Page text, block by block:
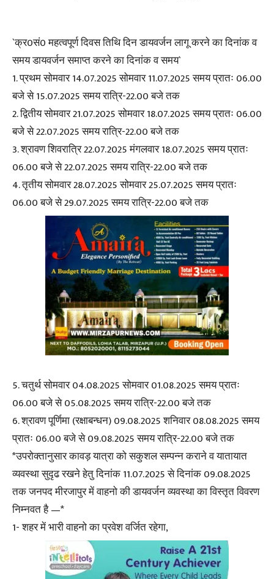
`क्र0सं0 महत्वपूर्ण दिवस तिथि दिन डायवर्जन लागू करने का दिनांक व
समय डायवर्जन समाप्त करने का दिनांक व समय`
1. प्रथम सोमवार 14.07.2025 सोमवार 11.07.2025 समय प्रातः 06.00
बजे से 15.07.2025 समय रात्रि-22.00 बजे तक
2. द्वितीय सोमवार 21.07.2025 सोमवार 18.07.2025 समय प्रातः 06.00
बजे से 22.07.2025 समय रात्रि-22.00 बजे तक
3. श्रावण शिवरात्रि 22.07.2025 मंगलवार 18.07.2025 समय प्रातः
06.00 बजे से 22.07.2025 समय रात्रि-22.00 बजे तक
4. तृतीय सोमवार 28.07.2025 सोमवार 25.07.2025 समय प्रातः
06.00 बजे से 29.07.2025 समय रात्रि-22.00 बजे तक
5. चतुर्थ सोमवार 04.08.2025 सोमवार 01.08.2025 समय प्रातः
06.00 बजे से 05.08.2025 समय रात्रि-22.00 बजे तक
6. श्रावण पूर्णिमा (रक्षाबन्धन) 09.08.2025 शनिवार 08.08.2025 समय
प्रातः 06.00 बजे से 09.08.2025 समय रात्रि-22.00 बजे तक
*उपरोक्तानुसार कावड़ यात्रा को सकुशल सम्पन्न कराने व यातायात
व्यवस्था सुदृढ रखने हेतु दिनांक 11.07.2025 से दिनांक 09.08.2025
तक जनपद मीरजापुर में वाहनो की डायवर्जन व्यवस्था का विस्तृत विवरण
निम्नवत है —*
1- शहर में भारी वाहनो का प्रवेश वर्जित रहेगा,